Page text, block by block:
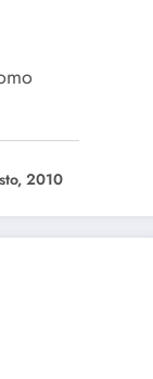
2010